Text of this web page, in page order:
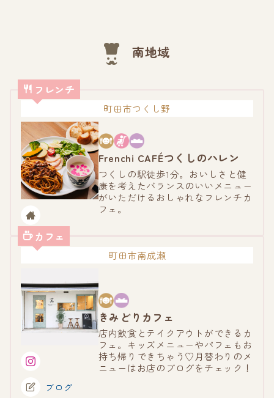
南地域
フレンチ
町田市つくし野
Frenchi CAFÉつくしのハレン
つくしの駅徒歩1分。おいしさと健
康を考えたバランスのいいメニュー
がいただけるおしゃれなフレンチカ
フェ。
カフェ
町田市南成瀬
ブログ
きみどりカフェ
店内飲食とテイクアウトができるカ
フェ。キッズメニューやパフェもお
持ち帰りできちゃう♡月替わりのメ
ニューはお店のブログをチェック！